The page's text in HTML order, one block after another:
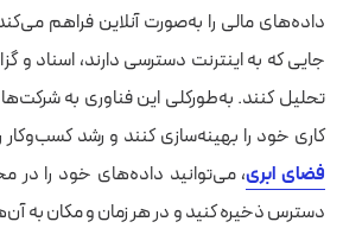
داده‌های مالی را به‌صورت آنلاین فراهم
جایی که به اینترنت دسترسی دارند، اسناد و
تحلیل کنند. به‌طورکلی این فناوری به
کاری خود را بهینه‌سازی کنند و رشد کسب‌وکار
فضای ابری، می‌توانید داده‌های خود را
دسترس ذخیره کنید و در هر زمان و مکان به